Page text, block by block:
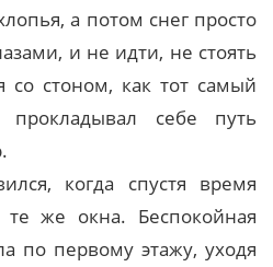
а потом снег просто
и не идти, не стоять
стоном, как тот самый
прокладывал себе путь
когда спустя время
же окна. Беспокойная
по первому этажу, уходя